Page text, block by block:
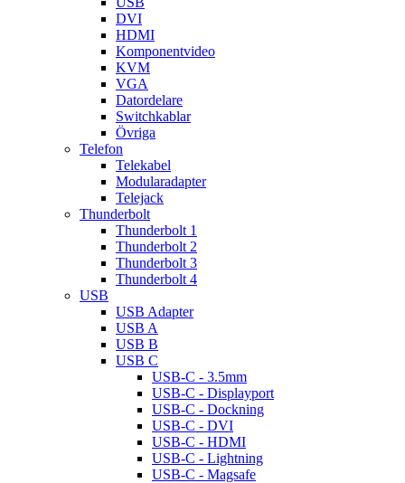
DVI
HDMI
Komponentvideo
KVM
VGA
Datordelare
Switchkablar
Övriga
Telefon
Telekabel
Modularadapter
Telejack
Thunderbolt
Thunderbolt 1
Thunderbolt 2
Thunderbolt 3
Thunderbolt 4
USB
USB Adapter
USB A
USB B
USB C
USB-C - 3.5mm
USB-C - Displayport
USB-C - Dockning
USB-C - DVI
USB-C - HDMI
USB-C - Lightning
USB-C - Magsafe